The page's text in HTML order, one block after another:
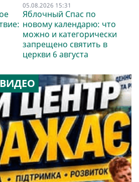
05.08.2026 15:31
Яблочный Спас по
новому календарю: что
можно и категорически
запрещено святить в
церкви 6 августа